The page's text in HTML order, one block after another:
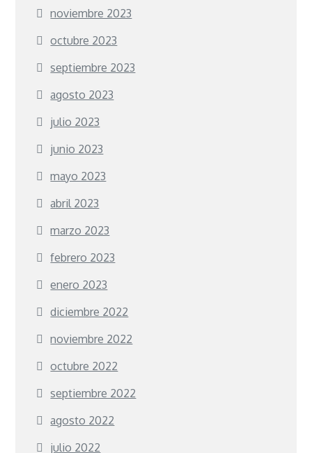
noviembre 2023
octubre 2023
septiembre 2023
agosto 2023
julio 2023
junio 2023
mayo 2023
abril 2023
marzo 2023
febrero 2023
enero 2023
diciembre 2022
noviembre 2022
octubre 2022
septiembre 2022
agosto 2022
julio 2022